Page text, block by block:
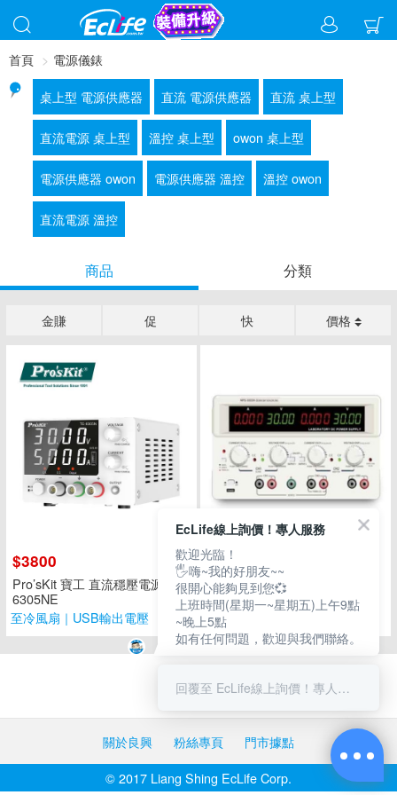
首頁
電源儀錶
桌上型 電源供應器
直流 電源供應器 直流 桌上型
直流電源 桌上型 溫控 桌上型 owon 桌上型
電源供應器 owon 電源供應器 溫控 溫控 owon
直流電源 溫控
商品 分類
金賺 促 快 價格
$3800
Pro’sKit 寶工 直流穩壓電源 TE-
6305NE
至冷風扇｜USB輸出電壓
$15540
麥創Matrix MPS-5003TC 三路
線性直流電源(帶通訊介面)
輸入電壓110V/220V切換
關於良興 粉絲專頁
門市據點
© 2017 Liang Shing EcLife Corp.
EcLife線上詢價！專人服務
歡迎光臨！
🖐嗨~我的好朋友~~
很開心能夠見到您💞
上班時間(星期一~星期五)上午9點
~晚上5點
如有任何問題，歡迎與我們聯絡。
回覆至 EcLife線上詢價！專人服務